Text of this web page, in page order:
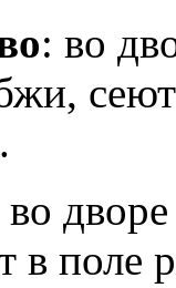
: во
во
поле